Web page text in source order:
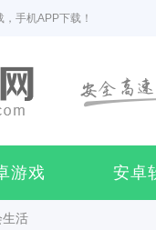
手机APP下载！
游戏 安卓
生活